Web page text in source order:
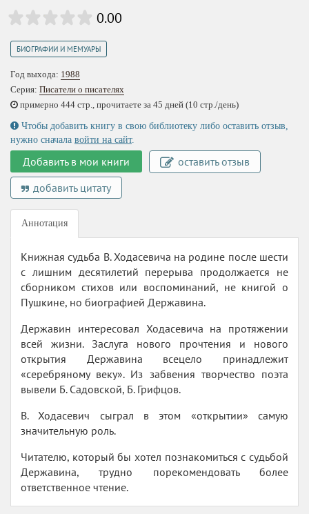
0.00
БИОГРАФИИ И МЕМУАРЫ
Год выхода: 1988
Серия: Писатели о писателях
примерно 444 стр., прочитаете за 45 дней (10 стр./день)
Чтобы добавить книгу в свою библиотеку либо оставить отзыв,
нужно сначала войти на сайт.
Добавить в мои книги
оставить отзыв
добавить цитату
Аннотация
Книжная судьба В. Ходасевича на родине после шести
с лишним десятилетий перерыва продолжается не
сборником стихов или воспоминаний, не книгой о
Пушкине, но биографией Державина.
Державин интересовал Ходасевича на протяжении
всей жизни. Заслуга нового прочтения и нового
открытия Державина всецело принадлежит
«серебряному веку». Из забвения творчество поэта
вывели Б. Садовской, Б. Грифцов.
В. Ходасевич сыграл в этом «открытии» самую
значительную роль.
Читателю, который бы хотел познакомиться с судьбой
Державина, трудно порекомендовать более
ответственное чтение.